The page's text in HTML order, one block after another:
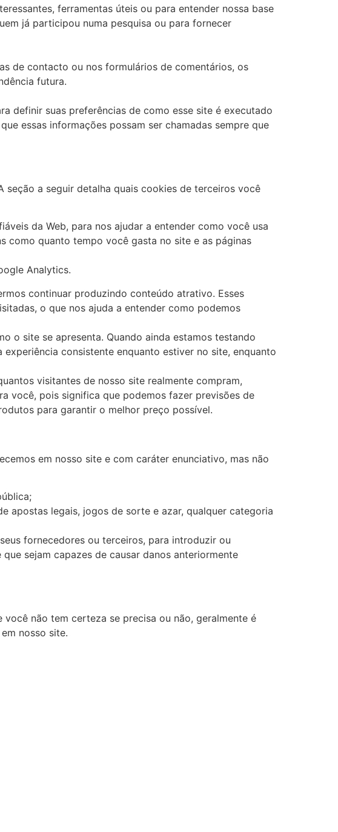
ferramentas úteis ou para entender nossa base
já participou numa pesquisa ou para fornecer
de contacto ou nos formulários de comentários, os
futura.
definir suas preferências de como esse site é executado
essas informações possam ser chamadas sempre que
seção a seguir detalha quais cookies de terceiros você
​​da Web, para nos ajudar a entender como você usa
como quanto tempo você gasta no site e as páginas
Analytics.
continuar produzindo conteúdo atrativo. Esses
o que nos ajuda a entender como podemos
o site se apresenta. Quando ainda estamos testando
consistente enquanto estiver no site, enquanto
visitantes de nosso site realmente compram,
você, pois significa que podemos fazer previsões de
para garantir o melhor preço possível.
em nosso site e com caráter enunciativo, mas não
apostas legais, jogos de sorte e azar, qualquer categoria
fornecedores ou terceiros, para introduzir ou
sejam capazes de causar danos anteriormente
não tem certeza se precisa ou não, geralmente é
nosso site.